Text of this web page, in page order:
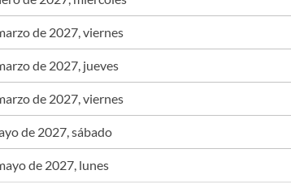
de 2027, viernes
de 2027, jueves
de 2027, viernes
de 2027, sábado
de 2027, lunes